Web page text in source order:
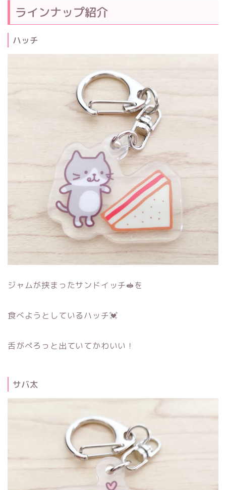
ラインナップ紹介
ハッチ
ジャムが挟まったサンドイッチ🥪を
食べようとしているハッチ💓
舌がぺろっと出ていてかわいい！
サバ太